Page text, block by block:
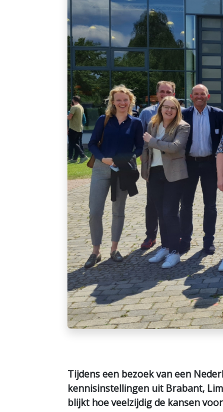
Tijdens een bezoek van een
kennisinstellingen uit Brabant,
blijkt hoe veelzijdig de kansen